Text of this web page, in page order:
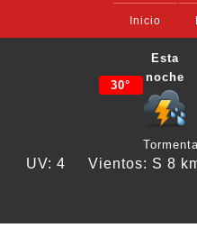
Inicio
30°
Esta
noche
UV: 4 Vientos: S 8